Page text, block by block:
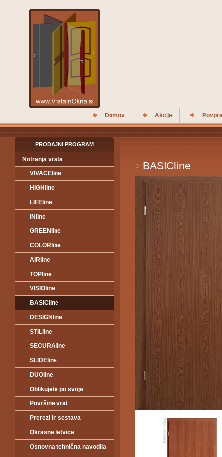
Domov Akcije
PRODAJNI PROGRAM
Notranja vrata
VIVACEline
HIGHline
LIFEline
INline
GREENline
COLORline
AIRline
TOPline
VISIOline
BASICline
DESIGNline
STILline
SECURAline
SLIDEline
DUOline
Oblikujete po svoje
Površine vrat
Prerezi in sestava
Okrasne letvice
Osnovna tehnična navodila
BASICline